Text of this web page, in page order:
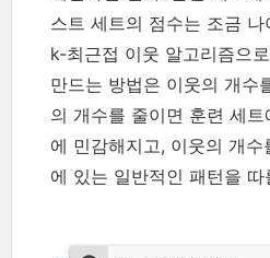
스트 세트의 점수는 조금 나
k-최근접 이웃 알고리즘으
만드는 방법은 이웃의 개수
의 개수를 줄이면 훈련 세
에 민감해지고, 이웃의 개
에 있는 일반적인 패턴을 따